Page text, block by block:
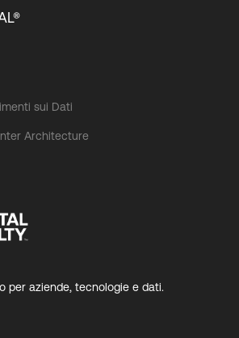
sui Dati
Architecture
per aziende, tecnologie e dati.